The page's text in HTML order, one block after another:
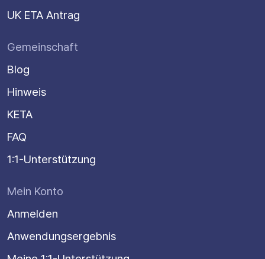
UK ETA Antrag
Gemeinschaft
Blog
Hinweis
KETA
FAQ
1:1-Unterstützung
Mein Konto
Anmelden
Anwendungsergebnis